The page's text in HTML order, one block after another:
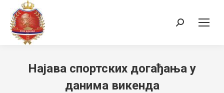
Search:
Најава спортских догађања у
данима викенда